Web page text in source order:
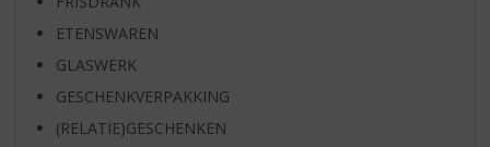
ETENSWAREN
GLASWERK
GESCHENKVERPAKKING
(RELATIE)GESCHENKEN